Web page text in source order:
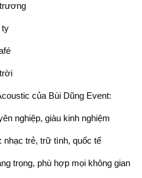
ty
của Bùi Dũng Event:
nghiệp, giàu kinh nghiệm
nhạc trẻ, trữ tình, quốc tế
trọng, phù hợp mọi không gian